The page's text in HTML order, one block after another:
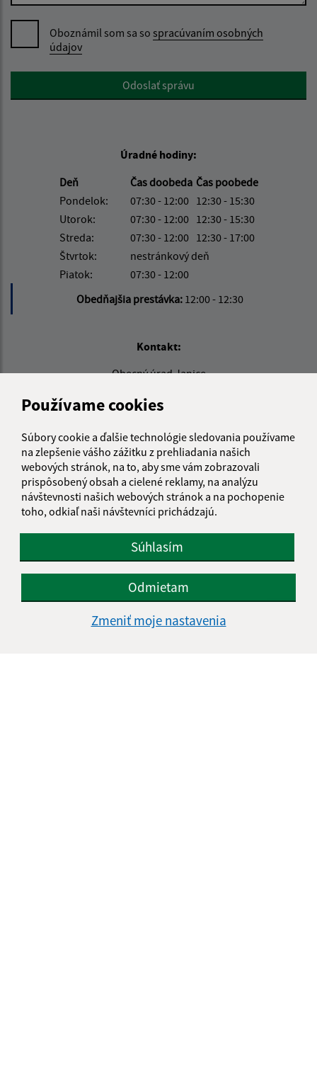
Používame cookies
Súbory cookie a ďalšie technológie sledovania používame
na zlepšenie vášho zážitku z prehliadania našich
webových stránok, na to, aby sme vám zobrazovali
prispôsobený obsah a cielené reklamy, na analýzu
návštevnosti našich webových stránok a na pochopenie
toho, odkiaľ naši návštevníci prichádzajú.
Súhlasím
Odmietam
Zmeniť moje nastavenia
Oboznámil som sa so spracúvaním osobných
údajov
Google reCaptcha ResponseOdoslať správu
Úradné hodiny:
Deň
Čas doobeda Čas poobede
Pondelok:
07:30 - 12:00 12:30 - 15:30
Utorok:
07:30 - 12:00 12:30 - 15:30
Streda:
07:30 - 12:00 12:30 - 17:00
Štvrtok:
nestránkový deň
Piatok:
07:30 - 12:00
Obedňajšia prestávka: 12:00 - 12:30
Kontakt:
Obecný úrad Janice
980 42 Rimavská Seč
info@janice.sk
+421 475 593 124
IČO: 00649864